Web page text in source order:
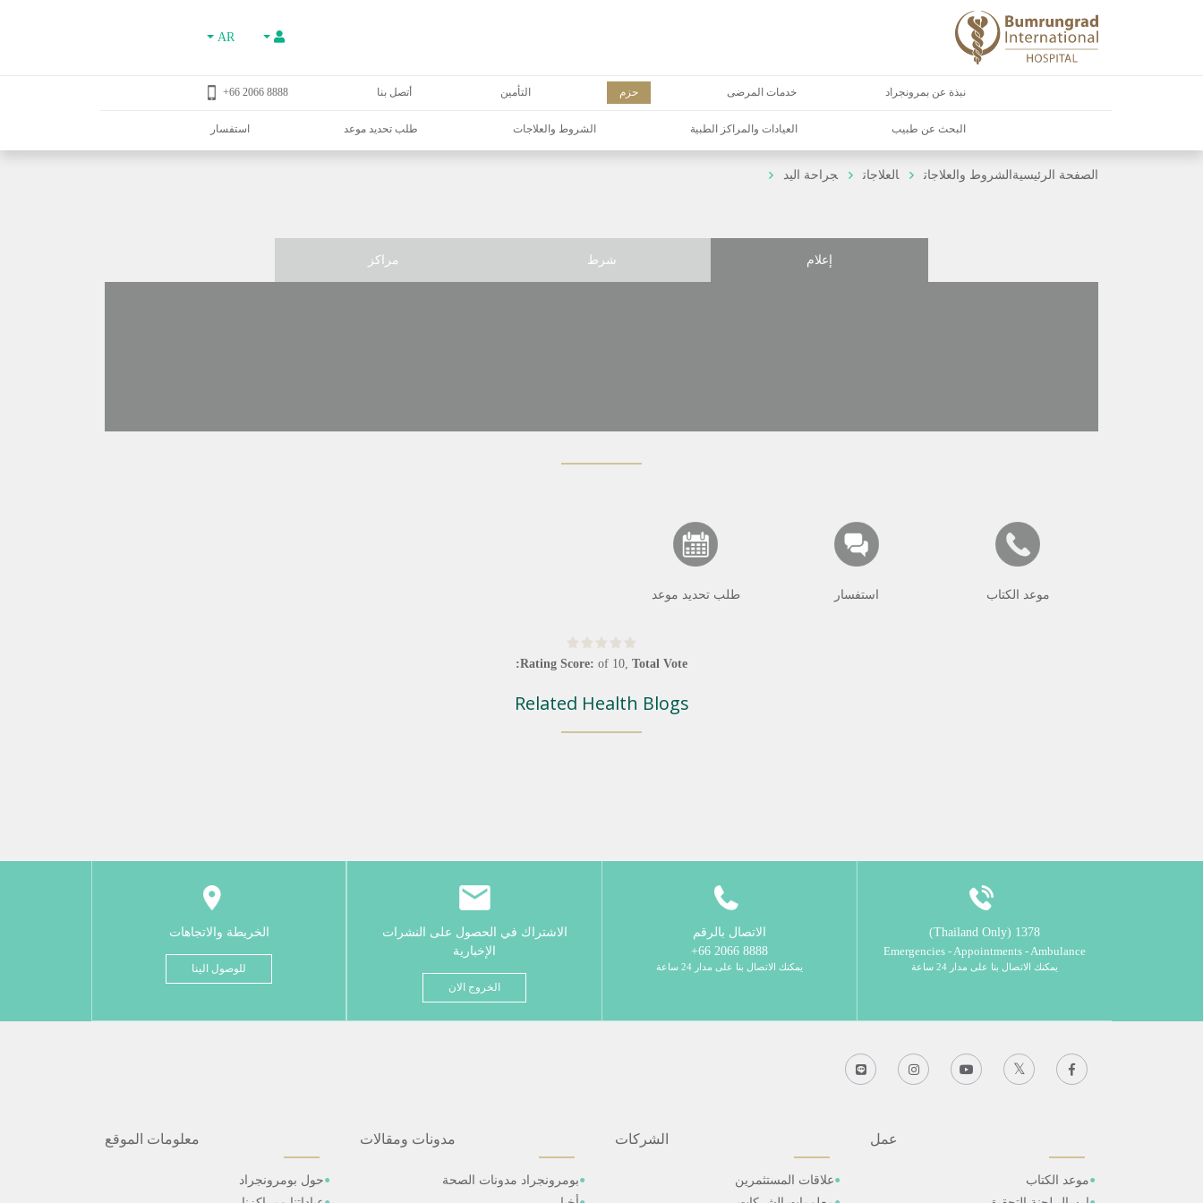
AR
نبذة عن بمرونجراد خدمات المرضى حزم التأمين أتصل بنا 8888 2066 66+
البحث عن طبيب العيادات والمراكز الطبية الشروط والعلاجات طلب تحديد موعد استفسار
الصفحة الرئيسية الشروط والعلاجات العلاجات جراحة اليد
إعلام شرط مراكز
موعد الكتاب استفسار طلب تحديد موعد
Rating Score: of 10 Total Vote:
Related Health Blogs
1378 (Thailand Only)
Emergencies - Appointments - Ambulance
يمكنك الاتصال بنا على مدار 24 ساعة
الاتصال بالرقم
8888 2066 66+
يمكنك الاتصال بنا على مدار 24 ساعة
الاشتراك في الحصول على النشرات
الإخبارية
الخروج الان
الخريطة والاتجاهات
للوصول الينا
عمل
موعد الكتاب
الشركات
علاقات المستثمرين
مدونات ومقالات
بومرونجراد مدونات الصحة
معلومات الموقع
حول بومرونجراد